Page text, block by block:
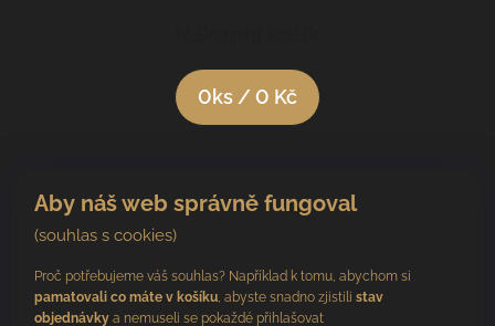
Aby náš web správně fungoval
(souhlas s cookies)
Proč potřebujeme váš souhlas? Například k tomu, abychom si
pamatovali co máte v košíku, abyste snadno zjistilistav
objednávky a nemuseli se pokaždé přihlašovat
0ks /0 Kč